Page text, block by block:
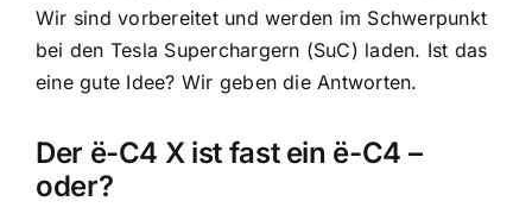
Wir sind vorbereitet und werden im Schwerpunkt
bei den Tesla Superchargern (SuC) laden. Ist das
eine gute Idee? Wir geben die Antworten.
Der ë-C4 X ist fast ein ë-C4 –
oder?